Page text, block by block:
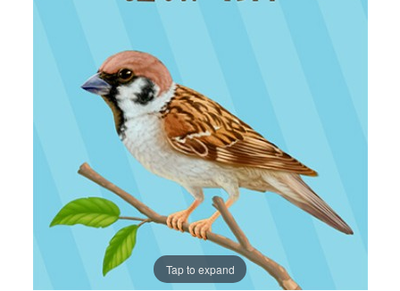
Tap to expand